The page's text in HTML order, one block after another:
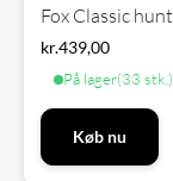
Fox Classic
kr.439,00
På lager(33 stk.)
Køb nu